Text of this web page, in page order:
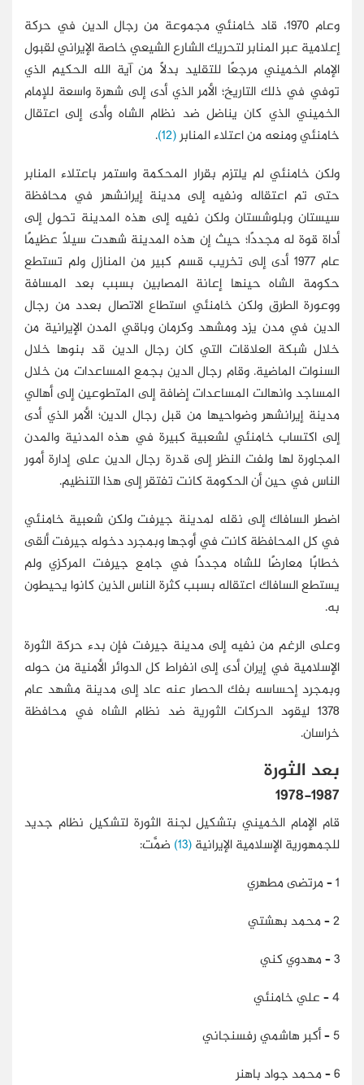
وعام 1970، قاد خامنئي مجموعة من رجال الدين في حركة
إعلامية عبر المنابر لتحريك الشارع الشيعي خاصة الإيراني لقبول
الإمام الخميني مرجعًا للتقليد بدلًا من آية الله الحكيم الذي
توفي في ذلك التاريخ؛ الأمر الذي أدى إلى شهرة واسعة للإمام
الخميني الذي كان يناضل ضد نظام الشاه وأدى إلى اعتقال
خامنئي ومنعه من اعتلاء المنابر(12)
.
ولكن خامنئي لم يلتزم بقرار المحكمة واستمر باعتلاء المنابر
حتى تم اعتقاله ونفيه إلى مدينة إيرانشهر في محافظة
سيستان وبلوشستان ولكن نفيه إلى هذه المدينة تحول إلى
أداة قوة له مجددًا؛ حيث إن هذه المدينة شهدت سيلًا عظيمًا
عام 1977 أدى إلى تخريب قسم كبير من المنازل ولم تستطع
حكومة الشاه حينها إعانة المصابين بسبب بعد المسافة
ووعورة الطرق ولكن خامنئي استطاع الاتصال بعدد من رجال
الدين في مدن يزد ومشهد وكرمان وباقي المدن الإيرانية من
خلال شبكة العلاقات التي كان رجال الدين قد بنوها خلال
السنوات الماضية. وقام رجال الدين بجمع المساعدات من خلال
المساجد وانهالت المساعدات إضافة إلى المتطوعين إلى أهالي
مدينة إيرانشهر وضواحيها من قبل رجال الدين؛ الأمر الذي أدى
إلى اكتساب خامنئي لشعبية كبيرة في هذه المدنية والمدن
المجاورة لها ولفت النظر إلى قدرة رجال الدين على إدارة أمور
الناس في حين أن الحكومة كانت تفتقر إلى هذا التنظيم.
اضطر السافاك إلى نقله لمدينة جيرفت ولكن شعبية خامنئي
في كل المحافظة كانت في أوجها وبمجرد دخوله جيرفت ألقى
خطابًا معارضًا للشاه مجددًا في جامع جيرفت المركزي ولم
يستطع السافاك اعتقاله بسبب كثرة الناس الذين كانوا يحيطون
به.
وعلى الرغم من نفيه إلى مدينة جيرفت فإن بدء حركة الثورة
الإسلامية في إيران أدى إلى انفراط كل الدوائر الأمنية من حوله
وبمجرد إحساسه بفك الحصار عنه عاد إلى مدينة مشهد عام
1378 ليقود الحركات الثورية ضد نظام الشاه في محافظة
خراسان.
بعد الثورة
1978-1987
قام الإمام الخميني بتشكيل لجنة الثورة لتشكيل نظام جديد
للجمهورية الإسلامية الإيرانية(13)
ضمَّت:
1 – مرتضى مطهري
2 – محمد بهشتي
3 – مهدوي كني
4 – علي خامنئي
5 – أكبر هاشمي رفسنجاني
6 – محمد جواد باهنر